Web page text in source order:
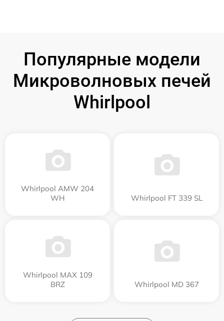
Популярные модели
Микроволновых печей
Whirlpool
Whirlpool AMW 204
WH
Whirlpool FT 339 SL
Whirlpool MAX 109
BRZ
Whirlpool MD 367